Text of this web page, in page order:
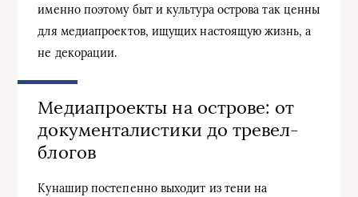
именно поэтому быт и культура острова так ценны
для медиапроектов, ищущих настоящую жизнь, а
не декорации.
Медиапроекты на острове: от
документалистики до тревел-
блогов
Кунашир постепенно выходит из тени на